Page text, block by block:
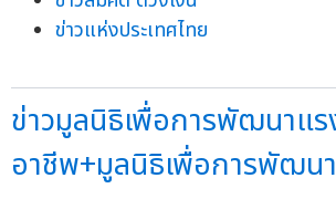
ข่าวแห่งประเทศไทย
ข่าวมูลนิธิเพื่อการพัฒนาแร
อาชีพ+มูลนิธิเพื่อการพัฒน